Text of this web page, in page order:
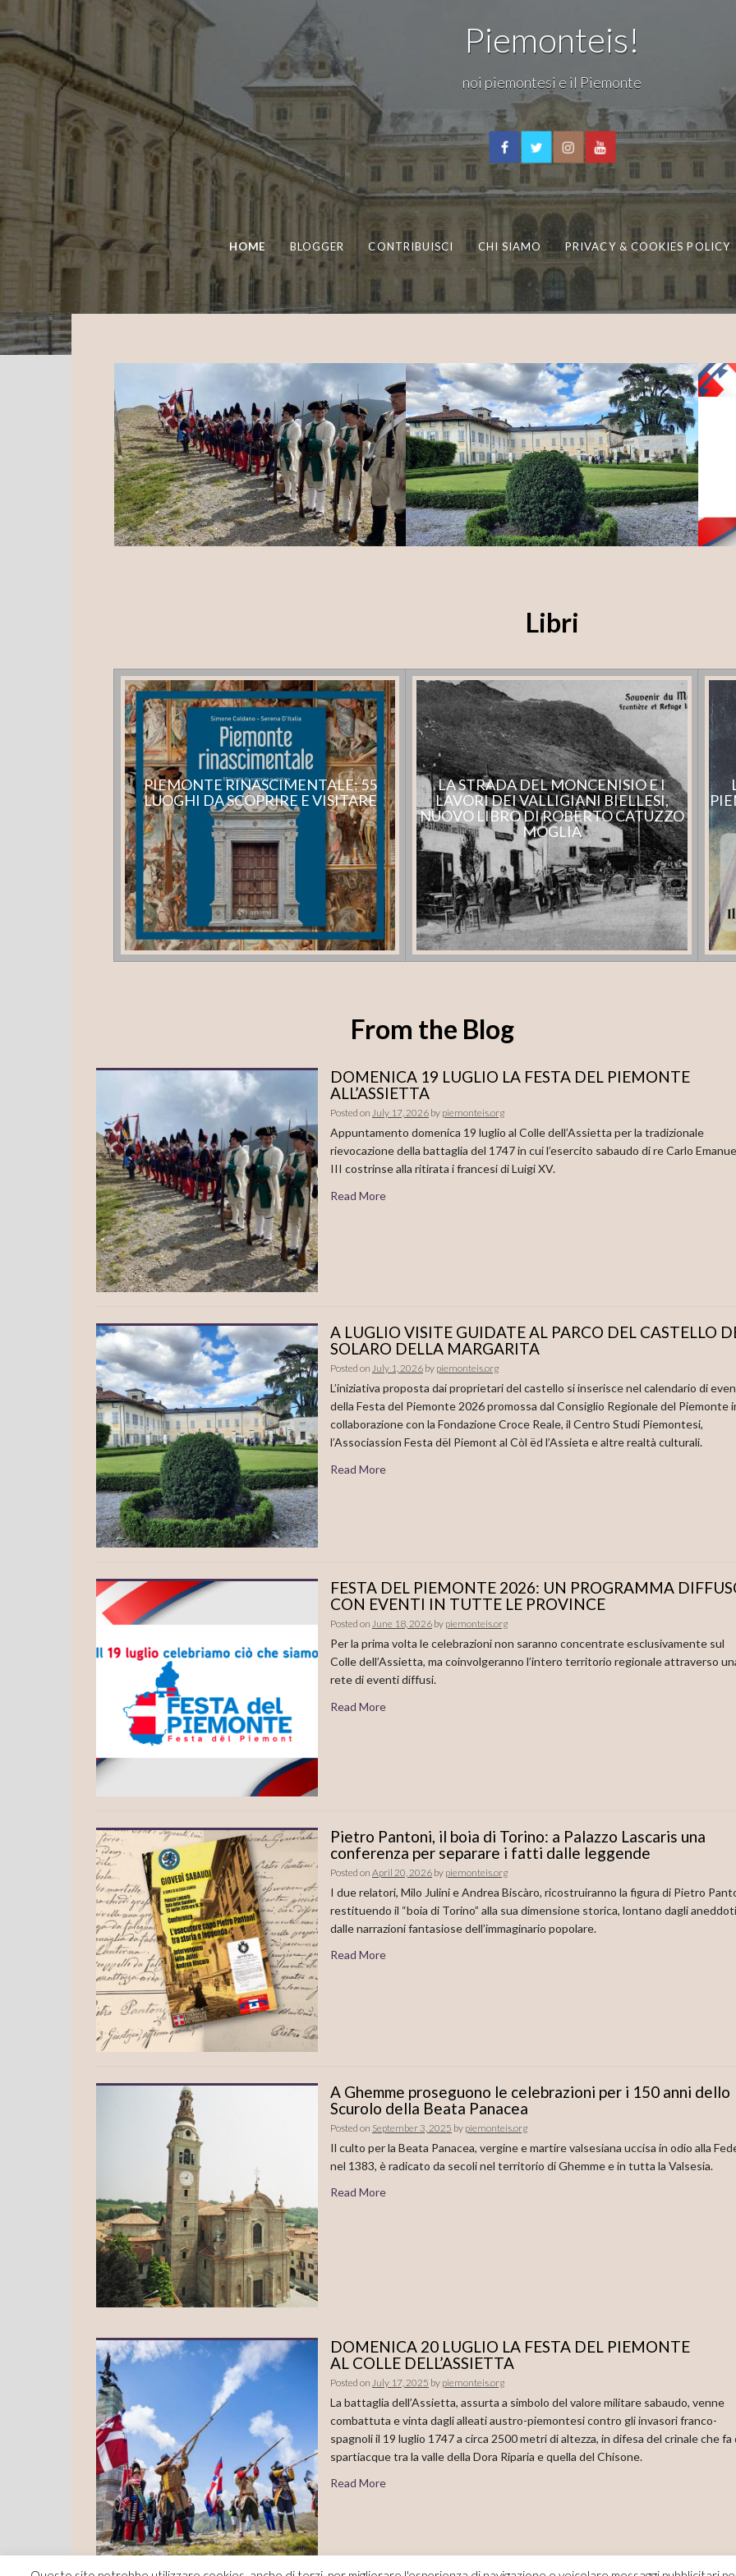
Piemonteis!
noi piemontesi e il Piemonte
HOME BLOGGER CONTRIBUISCI CHI SIAMO PRIVACY & COOKIES POLICY
DOMENICA 19 LUGLIO LA FESTA DEL PIEMONTE
ALL’ASSIETTA
A LUGLIO VISITE GUIDATE AL PARCO DEL
CASTELLO DEI SOLARO DELLA MARGARITA
Libri
PIEMONTE RINASCIMENTALE: 55
LUOGHI DA SCOPRIRE E VISITARE
LA STRADA DEL MONCENISIO E I
LAVORI DEI VALLIGIANI BIELLESI,
NUOVO LIBRO DI ROBERTO CATUZZO
MOGLIA
From the Blog
DOMENICA 19 LUGLIO LA FESTA DEL PIEMONTE
ALL’ASSIETTA
Posted on July 17, 2026 by piemonteis.org
Appuntamento domenica 19 luglio al Colle dell’Assietta per la tradizionale
rievocazione della battaglia del 1747 in cui l’esercito sabaudo di re Carlo
III costrinse alla ritirata i francesi di Luigi XV.
Read More
A LUGLIO VISITE GUIDATE AL PARCO DEL CASTELLO
SOLARO DELLA MARGARITA
Posted on July 1, 2026 by piemonteis.org
L’iniziativa proposta dai proprietari del castello si inserisce nel calendario di
della Festa del Piemonte 2026 promossa dal Consiglio Regionale del Piemonte
collaborazione con la Fondazione Croce Reale, il Centro Studi Piemontesi,
l’Associassion Festa dël Piemont al Còl ëd l’Assieta e altre realtà culturali.
Read More
FESTA DEL PIEMONTE 2026: UN PROGRAMMA
CON EVENTI IN TUTTE LE PROVINCE
Posted on June 18, 2026 by piemonteis.org
Per la prima volta le celebrazioni non saranno concentrate esclusivamente sul
Colle dell’Assietta, ma coinvolgeranno l’intero territorio regionale attraverso
rete di eventi diffusi.
Read More
Pietro Pantoni, il boia di Torino: a Palazzo Lascaris una
conferenza per separare i fatti dalle leggende
Posted on April 20, 2026 by piemonteis.org
I due relatori, Milo Julini e Andrea Biscàro, ricostruiranno la figura di Pietro
restituendo il “boia di Torino” alla sua dimensione storica, lontano dagli
dalle narrazioni fantasiose dell’immaginario popolare.
Read More
A Ghemme proseguono le celebrazioni per i 150 anni dello
Scurolo della Beata Panacea
Posted on September 3, 2025 by piemonteis.org
Il culto per la Beata Panacea, vergine e martire valsesiana uccisa in odio alla
nel 1383, è radicato da secoli nel territorio di Ghemme e in tutta la Valsesia.
Read More
DOMENICA 20 LUGLIO LA FESTA DEL PIEMONTE
AL COLLE DELL’ASSIETTA
Posted on July 17, 2025 by piemonteis.org
La battaglia dell’Assietta, assurta a simbolo del valore militare sabaudo, venne
combattuta e vinta dagli alleati austro-piemontesi contro gli invasori franco-
spagnoli il 19 luglio 1747 a circa 2500 metri di altezza, in difesa del crinale che fa
spartiacque tra la valle della Dora Riparia e quella del Chisone.
Read More